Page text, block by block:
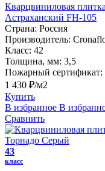
Кварцвиниловая
Астраханский FH-105
Страна: Россия
Производитель:
Класс: 42
Толщина, мм: 3,5
Пожарный сертификат:
1 430 ₽/м2
Купить
В избранное В
Сравнить
43
класс